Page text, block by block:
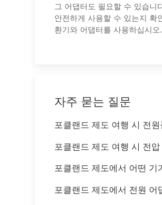
그 어댑터도 필요할 수 있습니
안전하게 사용할 수 있는지 확
환기와 어댑터를 사용하십시오.
자주 묻는 질문
포클랜드 제도 여행 시 전
포클랜드 제도 여행 시 전
포클랜드 제도에서 어떤 기
포클랜드 제도에서 전원 어